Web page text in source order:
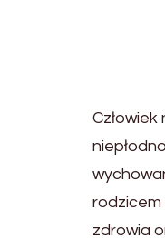
rodzicem
zdrowia